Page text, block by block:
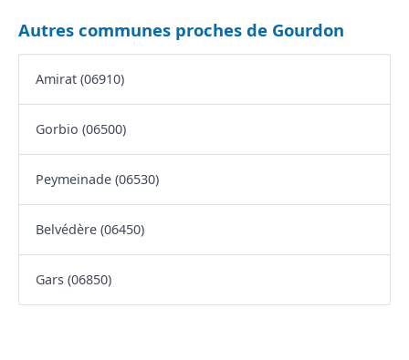
Autres communes proches de Gourdon
Amirat (06910)
Gorbio (06500)
Peymeinade (06530)
Belvédère (06450)
Gars (06850)